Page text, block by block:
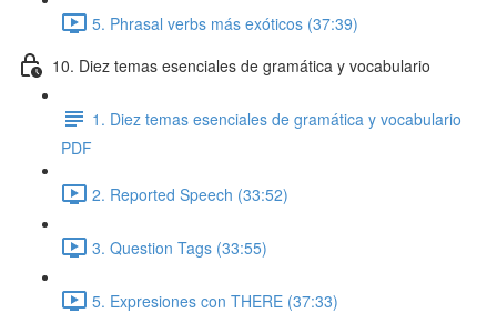
5. Phrasal verbs más exóticos (37:39)
10. Diez temas esenciales de gramática y vocabulario
1. Diez temas esenciales de gramática y vocabulario
PDF
2. Reported Speech (33:52)
3. Question Tags (33:55)
5. Expresiones con THERE (37:33)